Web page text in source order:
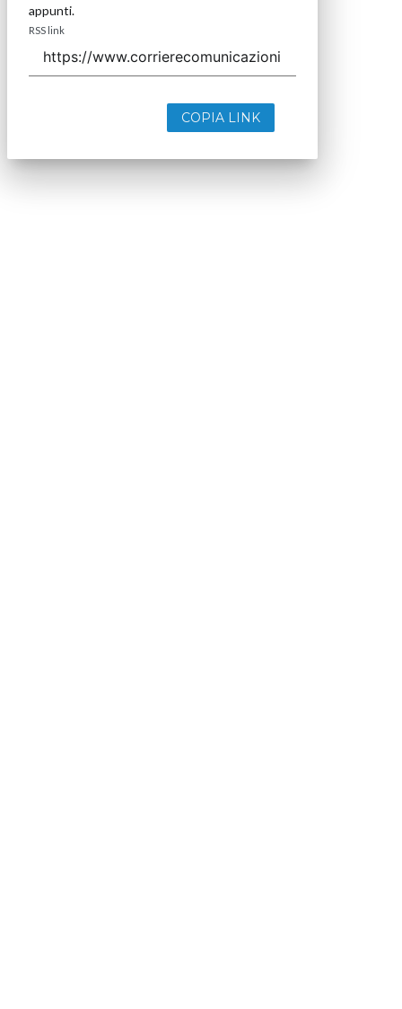
appunti.
RSS link
COPIA LINK